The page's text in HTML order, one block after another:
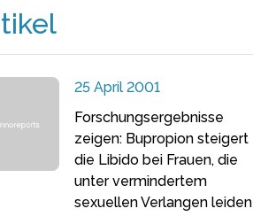
25 April 2001
Forschungsergebnisse
zeigen: Bupropion steigert
die Libido bei Frauen, die
unter vermindertem
sexuellen Verlangen leiden